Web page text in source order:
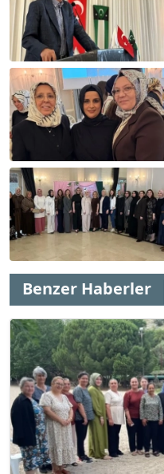
Benzer Haberler